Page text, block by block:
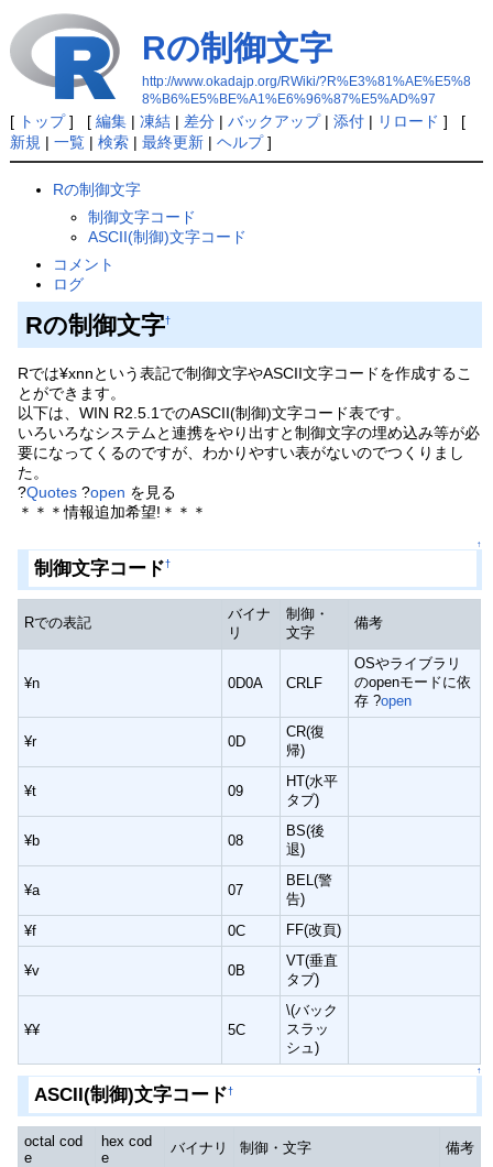
Rの制御文字
http://www.okadajp.org/RWiki/?R%E3%81%AE%E5%8
8%B6%E5%BE%A1%E6%96%87%E5%AD%97
[ トップ] [ 編集| 凍結| 差分| バックアップ| 添付| リロード ] [
新規 | 一覧| 検索| 最終更新| ヘルプ]
Rの制御文字
制御文字コード
ASCII(制御)文字コード
コメント
ログ
Rの制御文字†
Rでは¥xnnという表記で制御文字やASCII文字コードを作成するこ
とができます。
以下は、WIN R2.5.1でのASCII(制御)文字コード表です。
いろいろなシステムと連携をやり出すと制御文字の埋め込み等が必
要になってくるのですが、わかりやすい表がないのでつくりまし
た。
?Quotes ?open を見る
＊＊＊情報追加希望!＊＊＊
↑
制御文字コード†
Rでの表記
バイナ
リ
制御・
文字
備考
¥n 0D0A CRLF
OSやライブラリ
のopenモードに依
存 ?open
¥r 0D
CR(復
帰)
¥t 09
HT(水平
タブ)
¥b 08
BS(後
退)
¥a 07
BEL(警
告)
¥f
0C FF(改頁)
¥v 0B
VT(垂直
タブ)
¥¥ 5C
\(バック
スラッ
シュ)
↑
ASCII(制御)文字コード†
octal cod
e
hex cod
e
バイナリ 制御・文字 備考